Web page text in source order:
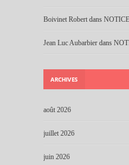
Boivinet Robert dans
Jean Luc Aubarbier dans
ARCHIVES
août 2026
juillet 2026
juin 2026